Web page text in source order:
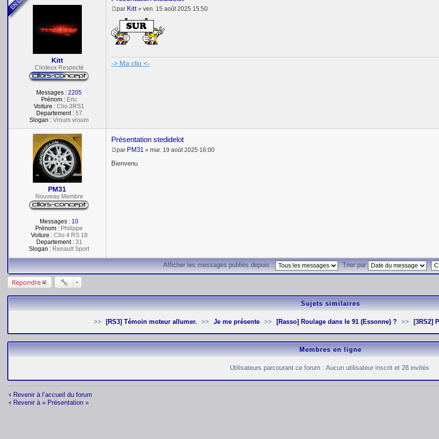
Kitt
Clioteux Respecté
Messages : 2205
Prénom : Eric
Voiture : Clio 3RS1
Departement :57
Slogan : Vroum vroum
M
e
s
s
a
e
par Kitt » ven. 15 août 2025 15:50
-> Ma clio <-
PM31
Nouveau Membre
Messages : 10
Prénom : Philippe
Voiture :Clio 4 RS 18
Departement :31
Slogan : Renault Sport
Présentation stedidelot
M
e
par PM31 » mar. 19 août 2025 16:00
Bienvenu
Afficher les messages publiés depuis : Trier par
Répondre
Sujets similaires
[RS3] Témoin moteur allumer. Je me présente [Rasso] Roulage dans le 91 (Essonne) ?
Membres en ligne
Utilisateurs parcourant ce forum : Aucun utilisateur inscrit et 28 invités
Revenir à l’accueil du forum
Revenir à « Présentation »